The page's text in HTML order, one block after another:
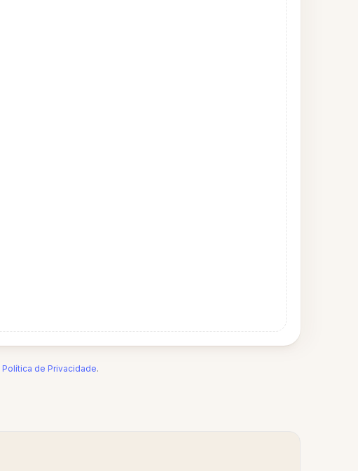
Política de Privacidade.